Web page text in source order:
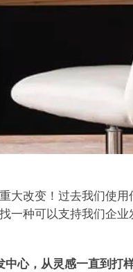
大改变！过去我们使
一种可以支持我们企
心，从灵感一直到打